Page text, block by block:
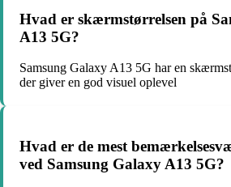
Hvad er skærmstørrelsen på
A13 5G?
Samsung Galaxy A13 5G har en
der giver en god visuel oplevel
Hvad er de mest
ved Samsung Galaxy A13 5G?